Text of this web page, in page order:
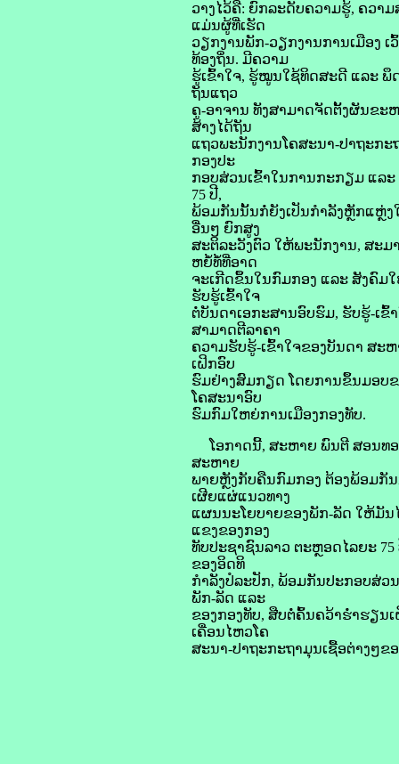
ວາງໄວ້ຄື: ຍົກລະດັບຄວາມຮູ້, ຄວາ
ແມ່ນຜູ້ທີ່ເຮັດ
ວຽກງານພັກ-ວຽກງານການເມືອງ
ທ້ອງຖິ່ນ. ມີຄວາມ
ຮູ້ເຂົ້າໃຈ, ຮູ້ໝູນໃຊ້ທິດສະດີ ແລະ ພຶ
ຖັນແຖວ
ຄູ-ອາຈານ ທັງສາມາດຈັດຕັ້ງຜັນຂະ
ສ້າງໄດ້ຖັນ
ແຖວພະນັກງານໂຄສະນາ-ປາຖະກ
ກອງປະ
ກອບສ່ວນເຂົ້າໃນການກະກຽມ ແລະ
75 ປີ,
ພ້ອມກັນນັ້ນກໍ່ຍັງເປັນກຳລັງຫຼັກແຫຼ່ງ
ອື່ນໆ ຍົກສູງ
ສະຕິລະວັງຕົວ ໃຫ້ພະນັກງານ, ສະ
ຫຍໍ້ທໍ້ທີ່ອາດ
ຈະເກີດຂຶ້ນໃນກົມກອງ ແລະ ສັງຄົມ
ຮັບຮູ້ເຂົ້າໃຈ
ຕໍ່ບັນດາເອກະສານອົບຮົມ, ຮັບຮູ້-ເຂົ້
ສາມາດຕີລາຄາ
ຄວາມຮັບຮູ້-ເຂົ້າໃຈຂອງບັນດາ ສະ
ເຝິກອົບ
ຮົມຢ່າງສົມກຽດ ໂດຍການຂຶ້ນມອບ
ໂຄສະນາອົບ
ຮົມກົມໃຫຍ່ການເມືອງກອງທັບ.
ໂອກາດນີ້, ສະຫາຍ ພົນຕີ ສອນທອ
ສະຫາຍ
ພາຍຫຼັງກັບຄືນກົມກອງ ຕ້ອງພ້ອມກັ
ເຜີຍແຜ່ແນວທາງ
ແຜນນະໂຍບາຍຂອງພັກ-ລັດ ໃຫ້ມັນ
ແຂງຂອງກອງ
ທັບປະຊາຊົນລາວ ຕະຫຼອດໄລຍະ
ຂອງອິດທິ
ກຳລັງປໍລະປັກ, ພ້ອມກັນປະກອບສ່ວ
ພັກ-ລັດ ແລະ
ຂອງກອງທັບ, ສືບຕໍ່ຄົ້ນຄວ້າຮໍ່າຮຽນ
ເຄື່ອນໄຫວໂຄ
ສະນາ-ປາຖະກະຖາມຸນເຊື້ອຕ່າງໆຂ